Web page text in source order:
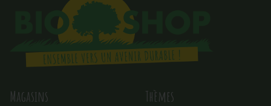
Magasins Thèmes